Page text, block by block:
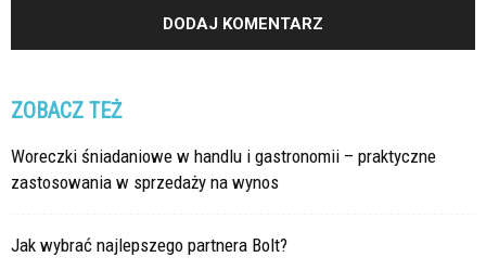
ZOBACZ TEŻ
Woreczki śniadaniowe w handlu i gastronomii – praktyczne
zastosowania w sprzedaży na wynos
Jak wybrać najlepszego partnera Bolt?